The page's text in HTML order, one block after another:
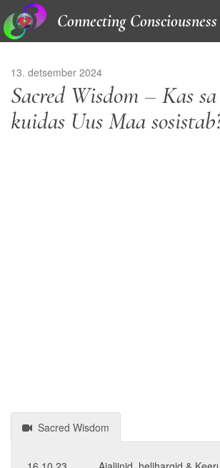
Connecting Consciousness
13. detsember 2024
Sacred Wisdom – Kas
kuidas Uus Maa
Sacred Wisdom